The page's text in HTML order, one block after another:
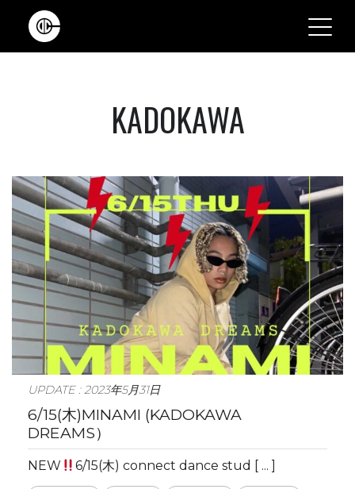
Main Navigation
KADOKAWA
UPDATE : 2023年5月31日
6/15(木)MINAMI (KADOKAWA
DREAMS）
NEW 6/15(木) connect dance stud [ ... ]